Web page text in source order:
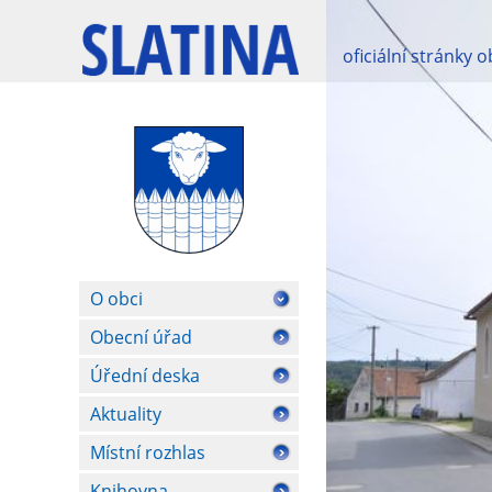
O obci
Obecní úřad
Úřední deska
Aktuality
Místní rozhlas
oficiální stránky